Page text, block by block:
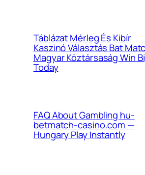
Táblázat Mérleg És Kibír
Kaszinó Választás Bat
Magyar Köztársaság Win
Today
FAQ About Gambling hu-
betmatch-casino.com —
Hungary Play Instantly